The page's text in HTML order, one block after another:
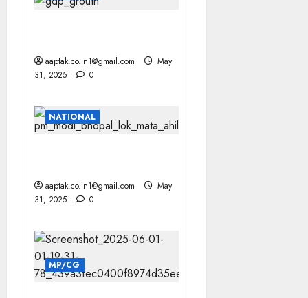
aaptak.co.in1@gmail.com
May
31, 2025
0
NATIONAL
aaptak.co.in1@gmail.com
May
31, 2025
0
MP/CG